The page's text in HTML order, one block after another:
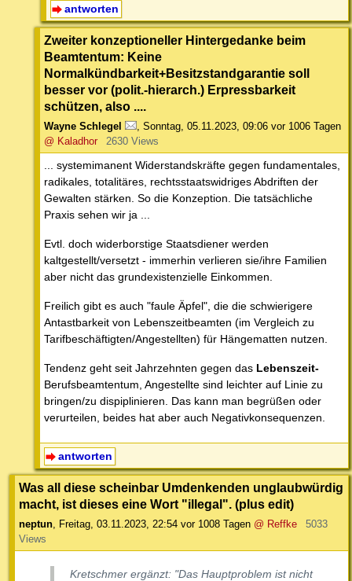
antworten
Zweiter konzeptioneller Hintergedanke beim
Beamtentum: Keine
Normalkündbarkeit+Besitzstandgarantie soll
besser vor (polit.-hierarch.) Erpressbarkeit
schützen, also ....
Wayne Schlegel Sonntag, 05.11.2023, 09:06 vor 1006 Tagen
@ Kaladhor
2630 Views
... systemimanent Widerstandskräfte gegen fundamentales,
radikales, totalitäres, rechtsstaatswidriges Abdriften der
Gewalten stärken. So die Konzeption. Die tatsächliche
Praxis sehen wir ja ...
Evtl. doch widerborstige Staatsdiener werden
kaltgestellt/versetzt - immerhin verlieren sie/ihre Familien
aber nicht das grundexistenzielle Einkommen.
Freilich gibt es auch "faule Äpfel", die die schwierigere
Antastbarkeit von Lebenszeitbeamten (im Vergleich zu
Tarifbeschäftigten/Angestellten) für Hängematten nutzen.
Tendenz geht seit Jahrzehnten gegen das Lebenszeit-
Berufsbeamtentum, Angestellte sind leichter auf Linie zu
bringen/zu dispiplinieren. Das kann man begrüßen oder
verurteilen, beides hat aber auch Negativkonsequenzen.
antworten
Was all diese scheinbar Umdenkenden unglaubwürdig
macht, ist dieses eine Wort "illegal". (plus edit)
neptun Freitag, 03.11.2023, 22:54 vor 1008 Tagen @ Reffke
5033
Views
Kretschmer ergänzt: "Das Hauptproblem ist nicht